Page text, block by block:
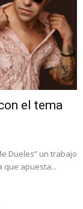
el tema
Dueles” un trabajo
que apuesta...